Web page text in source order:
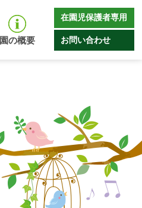
園の概要
在園児保護者専用
お問い合わせ